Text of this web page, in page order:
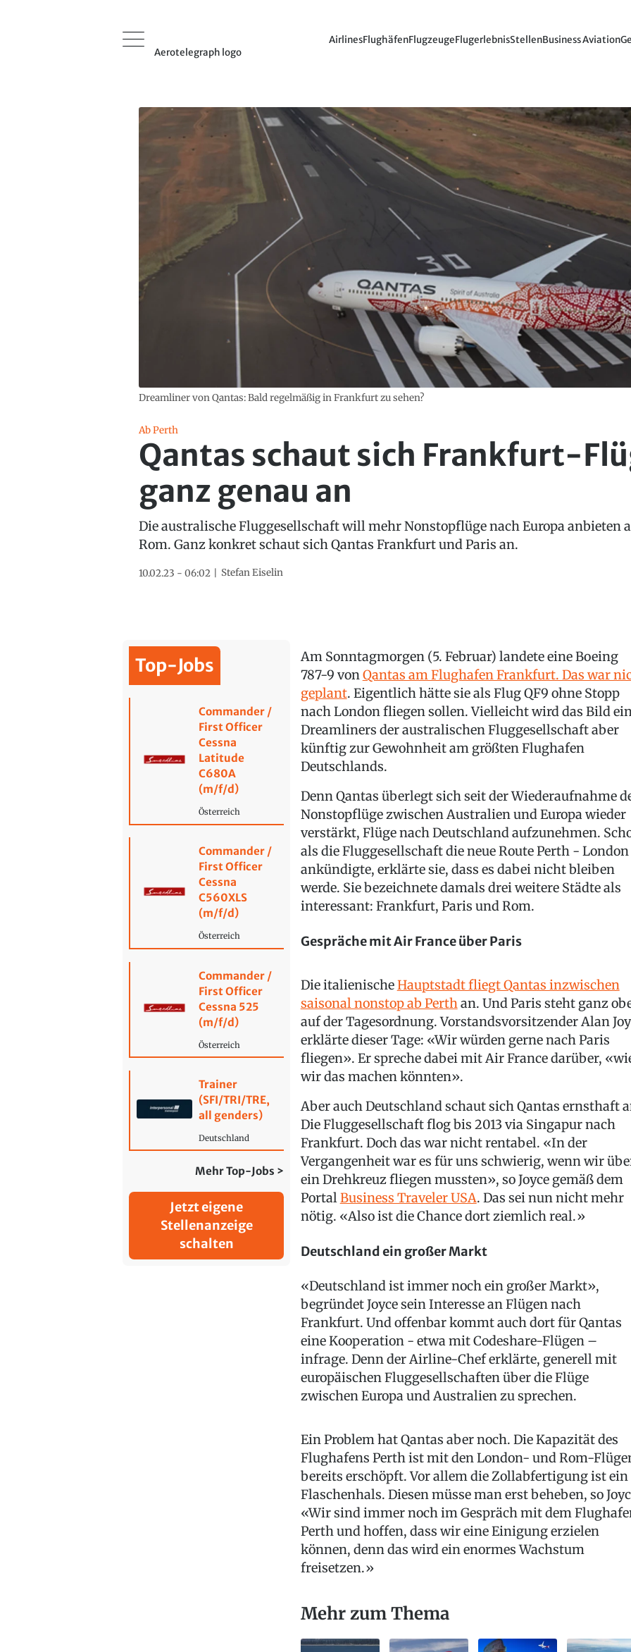
Aerotelegraph logo
AirlinesFlughäfenFlugzeugeFlugerlebnisStellenBusiness Aviation
Dreamliner von Qantas: Bald regelmäßig in Frankfurt zu sehen?
Ab Perth
Qantas schaut sich Frankfurt-
ganz genau an
Die australische Fluggesellschaft will mehr Nonstopflüge nach Europa anbieten
Rom. Ganz konkret schaut sich Qantas Frankfurt und Paris an.
10.02.23 - 06:02 Stefan Eiselin
Top-Jobs
Commander /
First Officer
Cessna
Latitude
C680A
(m/f/d)
Österreich
Commander /
First Officer
Cessna
C560XLS
(m/f/d)
Österreich
Commander /
First Officer
Cessna 525
(m/f/d)
Österreich
Trainer
(SFI/TRI/TRE,
all genders)
Deutschland
Mehr Top-Jobs >
Jetzt eigene
Stellenanzeige
schalten
Am Sonntagmorgen (5. Februar) landete eine Boeing
787-9 vonQantas am Flughafen Frankfurt. Das war
geplant. Eigentlich hätte sie als Flug QF9 ohne Stopp
nach London fliegen sollen. Vielleicht wird das Bild
Dreamliners der australischen Fluggesellschaft aber
künftig zur Gewohnheit am größten Flughafen
Deutschlands.
Denn Qantas überlegt sich seit der Wiederaufnahme
Nonstopflüge zwischen Australien und Europa wieder
verstärkt, Flüge nach Deutschland aufzunehmen.
als die Fluggesellschaft die neue Route Perth - London
ankündigte, erklärte sie, dass es dabei nicht bleiben
werde. Sie bezeichnete damals drei weitere Städte als
interessant: Frankfurt, Paris und Rom.
Gespräche mit Air France über Paris
Die italienischeHauptstadt fliegt Qantas inzwischen
saisonal nonstop ab Perthan. Und Paris steht ganz
auf der Tagesordnung. Vorstandsvorsitzender Alan
erklärte dieser Tage: «Wir würden gerne nach Paris
fliegen». Er spreche dabei mit Air France darüber,
wir das machen könnten».
Aber auch Deutschland schaut sich Qantas ernsthaft
Die Fluggesellschaft flog bis 2013 via Singapur nach
Frankfurt. Doch das war nicht rentabel. «In der
Vergangenheit war es für uns schwierig, wenn wir
ein Drehkreuz fliegen mussten», so Joyce gemäß dem
PortalBusiness Traveler USA. Das sei nun nicht mehr
nötig. «Also ist die Chance dort ziemlich real.»
Deutschland ein großer Markt
«Deutschland ist immer noch ein großer Markt»,
begründet Joyce sein Interesse an Flügen nach
Frankfurt. Und offenbar kommt auch dort für Qantas
eine Kooperation - etwa mit Codeshare-Flügen –
infrage. Denn der Airline-Chef erklärte, generell mit
europäischen Fluggesellschaften über die Flüge
zwischen Europa und Australien zu sprechen.
Ein Problem hat Qantas aber noch. Die Kapazität des
Flughafens Perth ist mit den London- und Rom-
bereits erschöpft. Vor allem die Zollabfertigung ist ein
Flaschenhals. Diesen müsse man erst beheben, so
«Wir sind immer noch im Gespräch mit dem
Perth und hoffen, dass wir eine Einigung erzielen
können, denn das wird ein enormes Wachstum
freisetzen.»
Mehr zum Thema